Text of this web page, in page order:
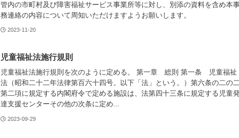
管内の市町村及び障害福祉サービス事業所等に対し、別添の資料を含め本
務連絡の内容について周知いただけますようお願いします。
2023-11-20
児童福祉法施行規則
児童福祉法施行規則を次のように定める。 第一章 総則 第一条 児童福祉
法（昭和二十二年法律第百六十四号。以下「法」という。）第六条の二の
第二項に規定する内閣府令で定める施設は、法第四十三条に規定する児童発
達支援センターその他の次条に定め...
2023-09-29